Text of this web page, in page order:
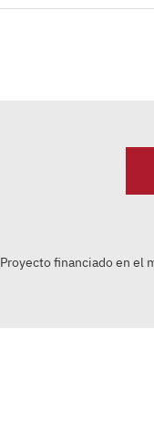
Proyecto financiado en el